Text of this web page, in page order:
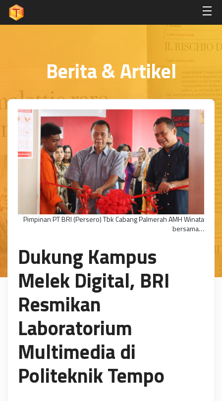
Berita & Artikel
Pimpinan PT BRI (Persero) Tbk Cabang Palmerah AMH Winata
bersama…
Dukung Kampus
Melek Digital, BRI
Resmikan
Laboratorium
Multimedia di
Politeknik Tempo